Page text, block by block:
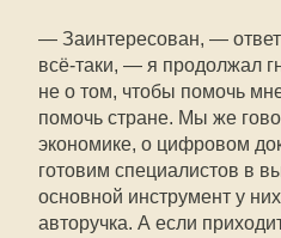
— Заинтересован, —
всё-таки, — я продолжал
не о том, чтобы помочь
помочь стране. Мы же
экономике, о цифровом
готовим специалистов в
основной инструмент у
авторучка. А если